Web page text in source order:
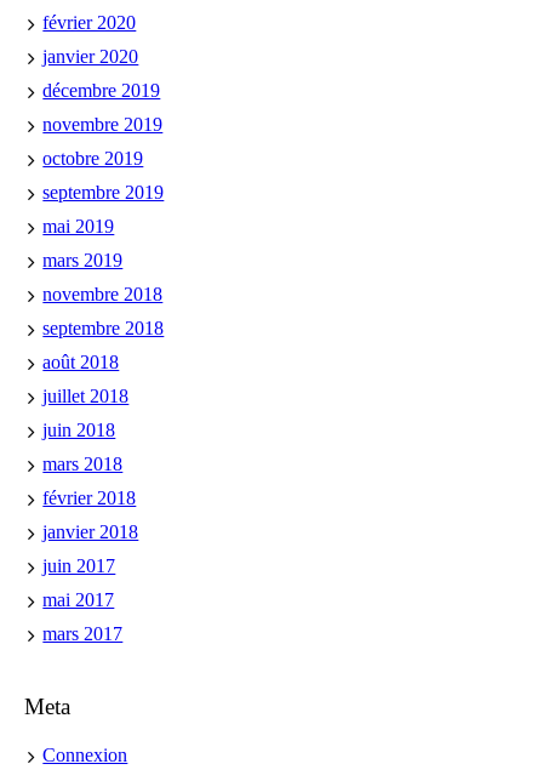
février 2020
janvier 2020
décembre 2019
novembre 2019
octobre 2019
septembre 2019
mai 2019
mars 2019
novembre 2018
septembre 2018
août 2018
juillet 2018
juin 2018
mars 2018
février 2018
janvier 2018
juin 2017
mai 2017
mars 2017
Meta
Connexion